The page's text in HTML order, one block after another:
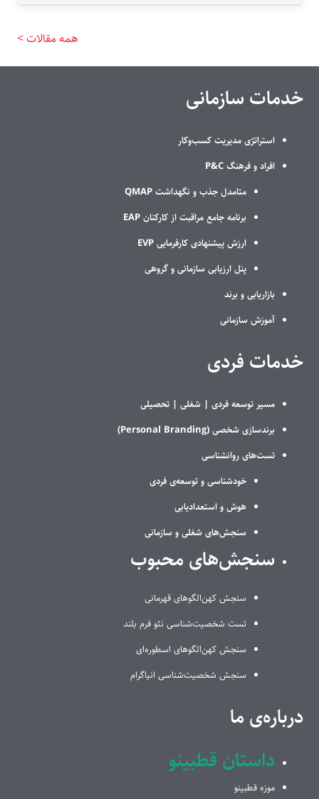
همه مقالات >
خدمات سازمانی
استراتژی مدیریت کسب‌وکار
افراد و فرهنگ P&C
متامدل جذب و نگهداشت QMAP
برنامه جامع مراقبت از کارکنان EAP
ارزش پیشنهادی کارفرمایی EVP
پنل ارزیابی سازمانی و گروهی
بازاریابی و برند
آموزش سازمانی
خدمات فردی
مسیر توسعه فردی | شغلی |تحصیلی
برندسازی شخصی (Personal Branding)
تست‌های روانشناسی
خودشناسی و توسعه‌ی فردی
هوش و استعدادیابی
سنجش‌های شغلی و سازمانی
سنجش‌های محبوب
سنجش کهن‌الگوهای قهرمانی
تست شخصیت‌شناسی نئو فرم بلند
سنجش کهن‌الگوهای اسطوره‌ای
سنجش شخصیت‌شناسی انیاگرام
درباره‌ی ما
داستان قطبینو
موزه قطبینو